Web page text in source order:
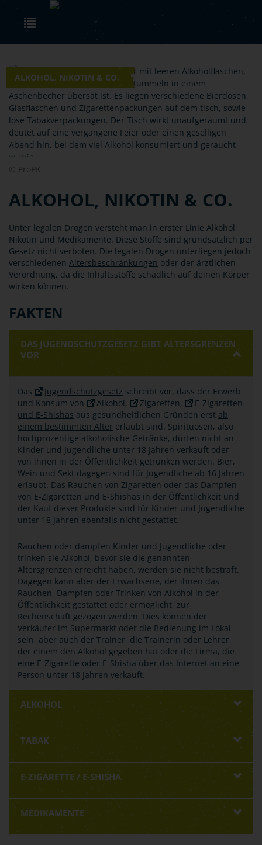
Skip to main content
ALKOHOL, NIKOTIN & CO.
© ProPK
ALKOHOL, NIKOTIN & CO.
Unter legalen Drogen versteht man in erster Linie Alkohol,
Nikotin und Medikamente. Diese Stoffe sind grundsätzlich per
Gesetz nicht verboten. Die legalen Drogen unterliegen jedoch
verschiedenen Altersbeschränkungen oder der ärztlichen
Verordnung, da die Inhaltsstoffe schädlich auf deinen Körper
wirken können.
FAKTEN
DAS JUGENDSCHUTZGESETZ GIBT ALTERSGRENZEN
VOR
Das Jugendschutzgesetz schreibt vor, dass der Erwerb
und Konsum von
Alkohol, Zigaretten,
E-Zigaretten
und E-Shishas aus gesundheitlichen Gründen erst ab
einem bestimmten Alter erlaubt sind. Spirituosen, also
hochprozentige alkoholische Getränke, dürfen nicht an
Kinder und Jugendliche unter 18 Jahren verkauft oder
von ihnen in der Öffentlichkeit getrunken werden. Bier,
Wein und Sekt dagegen sind für Jugendliche ab 16 Jahren
erlaubt. Das Rauchen von Zigaretten oder das Dampfen
von E-Zigaretten und E-Shishas in der Öffentlichkeit und
der Kauf dieser Produkte sind für Kinder und Jugendliche
unter 18 Jahren ebenfalls nicht gestattet.
Rauchen oder dampfen Kinder und Jugendliche oder
trinken sie Alkohol, bevor sie die genannten
Altersgrenzen erreicht haben, werden sie nicht bestraft.
Dagegen kann aber der Erwachsene, der ihnen das
Rauchen, Dampfen oder Trinken von Alkohol in der
Öffentlichkeit gestattet oder ermöglicht, zur
Rechenschaft gezogen werden. Dies können der
Verkäufer im Supermarkt oder die Bedienung im Lokal
sein, aber auch der Trainer, die Trainerin oder Lehrer,
der einem den Alkohol gegeben hat oder die Firma, die
eine E-Zigarette oder E-Shisha über das Internet an eine
Person unter 18 Jahren verkauft.
ALKOHOL
TABAK
E-ZIGARETTE / E-SHISHA
MEDIKAMENTE